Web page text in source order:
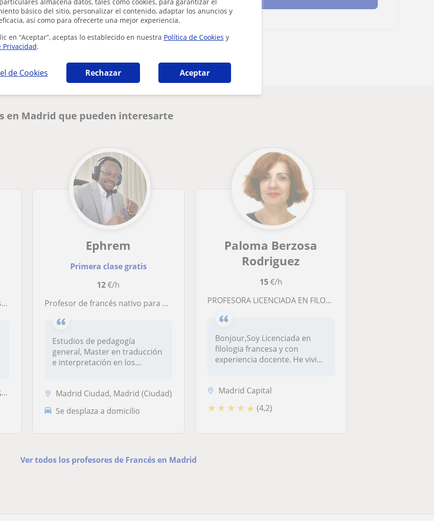
básico del sitio, personalizar el contenido, adaptar los anuncios y
así como para ofrecerte una mejor experiencia.
en “Aceptar”, aceptas lo establecido en nuestra Política de Cookies y
Privacidad.
de Cookies Rechazar Aceptar
¿Hay algún error en este perfil?
en Madrid que pueden interesarte
Ephrem
Primera clase gratis
12€/h
Profesor de francés nativo para niños, adultos y empresas, colegios y centros de idiomas
Estudios de pedagogía
general, Master en traducción
e interpretación en los
Madrid Ciudad, Madrid (Ciudad)
Se desplaza a domicilio
Paloma Berzosa
Rodriguez
15€/h
PROFESORA LICENCIADA EN FILOLOGIA FRANCESA
Bonjour,Soy Licenciada en
filologia francesa y con
experiencia docente. He vivido
Madrid Capital
★ ★ ★ ★ ★ (4,2)
Ver todos los profesores de Francés en Madrid